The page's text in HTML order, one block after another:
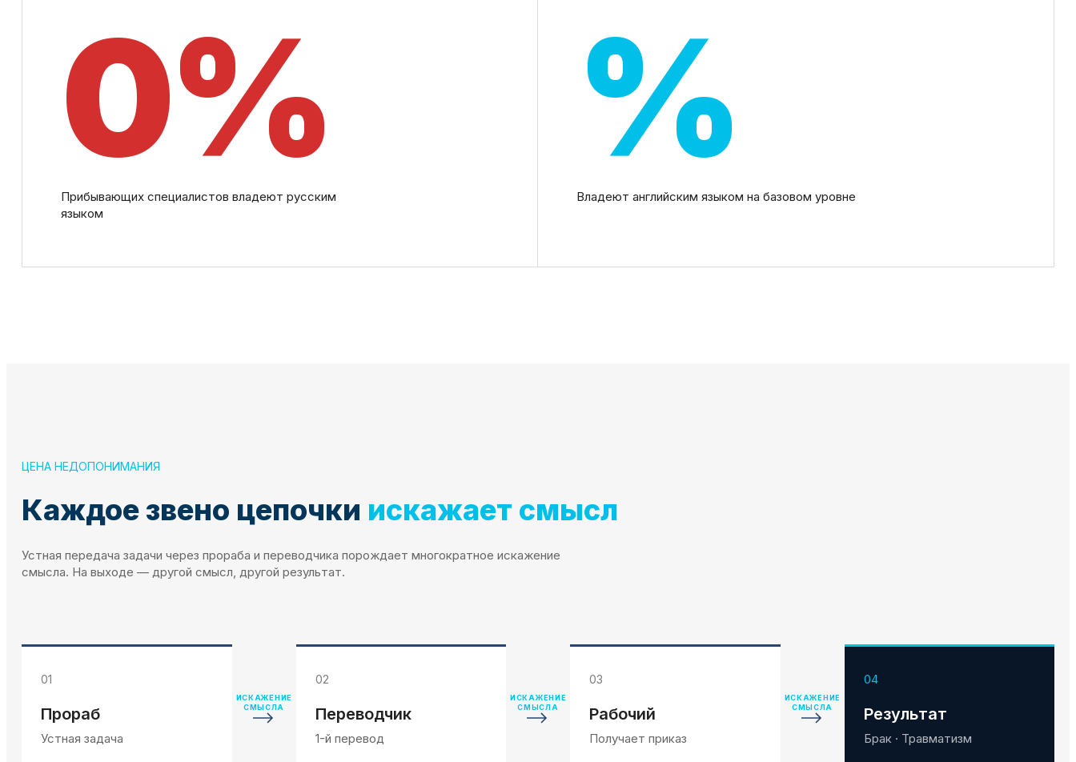
0%
Прибывающих специалистов владеют русским
языком
%
Владеют английским языком на базовом уровне
ЦЕНА НЕДОПОНИМАНИЯ
Каждое звено цепочки искажает смысл
Устная передача задачи через прораба и переводчика порождает многократное искажение
смысла. На выходе — другой смысл, другой результат.
01
Прораб
Устная задача
ИСКАЖЕНИЕ
СМЫСЛА
02
Переводчик
1-й перевод
ИСКАЖЕНИЕ
СМЫСЛА
03
Рабочий
Получает приказ
ИСКАЖЕНИЕ
СМЫСЛА
04
Результат
Брак · Травматизм